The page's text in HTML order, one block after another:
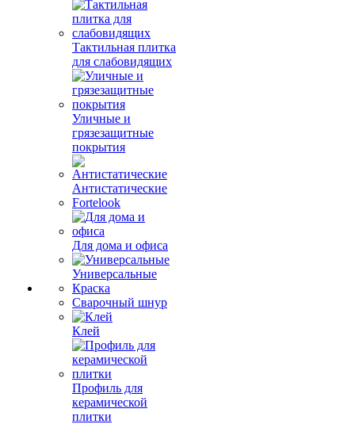
Тактильная плитка
для слабовидящих
Уличные и
грязезащитные
покрытия
Антистатические
Fortelook
Для дома и офиса
Универсальные
Краска
Сварочный шнур
Клей
Профиль для
керамической
плитки